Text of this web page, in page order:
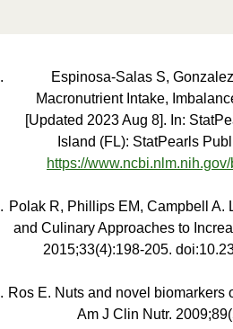
Espinosa-Salas S,
Macronutrient Intake,
[Updated 2023 Aug 8]. In:
Island (FL): StatPearls
https://
Polak R, Phillips EM, Campbell A.
and Culinary Approaches to
2015;33(4):198-205.
Ros E. Nuts and novel biomarkers
Am J Clin Nutr.